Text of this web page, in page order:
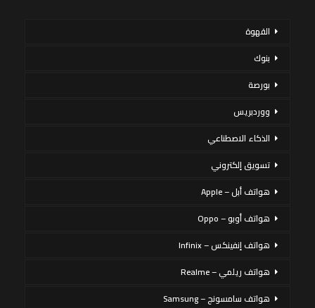
القهوة
بنوك
بورصة
ووردبريس
الذكاء الاصطناعي
تسويق إلكتروني
هواتف أبل – Apple
هواتف أوبو – Oppo
هواتف إنفينكس – Infinix
هواتف ريلمي – Realme
هواتف سامسونج – Samsung